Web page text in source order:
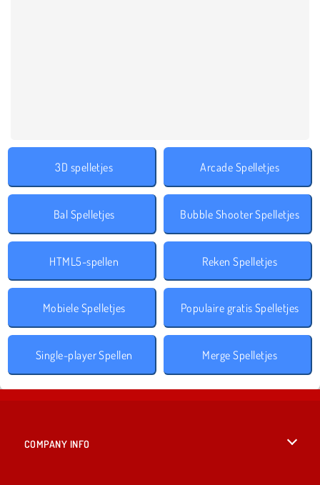
3D spelletjes Arcade Spelletjes
Bal Spelletjes Bubble Shooter Spelletjes
HTML5-spellen Reken Spelletjes
Mobiele Spelletjes Populaire gratis Spelletjes
Single-player Spellen Merge Spelletjes
COMPANY INFO